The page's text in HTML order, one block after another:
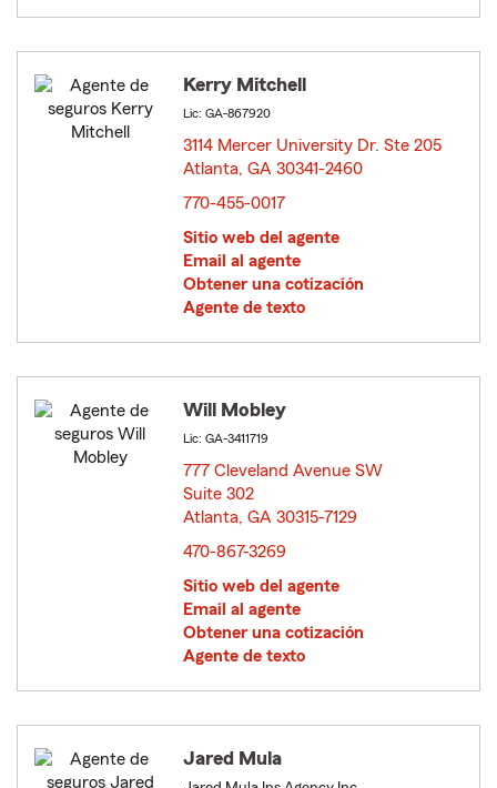
Kerry Mitchell
Lic: GA-867920
3114 Mercer University Dr. Ste 205
Atlanta, GA 30341-2460
770-455-0017
Sitio web del agente
Email al agente
Obtener una cotización
Agente de texto
Will Mobley
Lic: GA-3411719
777 Cleveland Avenue SW
Suite 302
Atlanta, GA 30315-7129
470-867-3269
Sitio web del agente
Email al agente
Obtener una cotización
Agente de texto
Jared Mula